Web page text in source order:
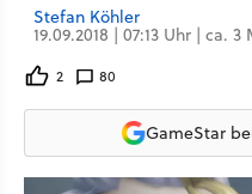
Stefan Köhler
19.09.2018 | 07:13 Uhr | ca.
2 80
GameStar